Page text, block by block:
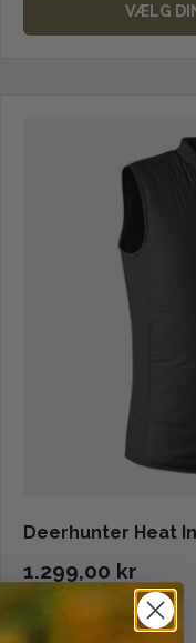
VÆLG
Deerhunter Heat
1.299,00 kr